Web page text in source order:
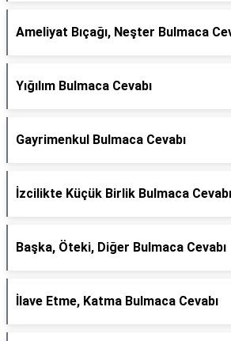
Ameliyat Bıçağı, Neşter Bulmaca
Yığılım Bulmaca Cevabı
Gayrimenkul Bulmaca Cevabı
İzcilikte Küçük Birlik Bulmaca Cevabı
Başka, Öteki, Diğer Bulmaca Cevabı
İlave Etme, Katma Bulmaca Cevabı